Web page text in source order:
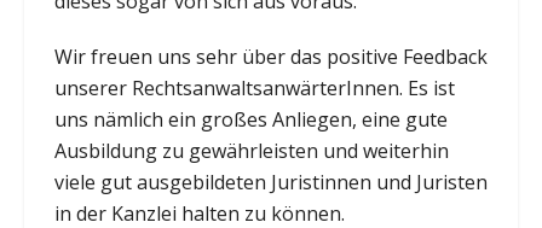
Wir freuen uns sehr über das positive Feedback
unserer RechtsanwaltsanwärterInnen. Es ist
uns nämlich ein großes Anliegen, eine gute
Ausbildung zu gewährleisten und weiterhin
viele gut ausgebildeten Juristinnen und Juristen
in der Kanzlei halten zu können.